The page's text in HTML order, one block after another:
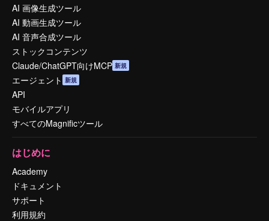
AI 画像生成ツール
AI 動画生成ツール
AI 音声合成ツール
ストックコンテンツ
Claude/ChatGPT向けMCP 新規
エージェント 新規
API
モバイルアプリ
すべてのMagnificツール
はじめに
Academy
ドキュメント
サポート
利用規約